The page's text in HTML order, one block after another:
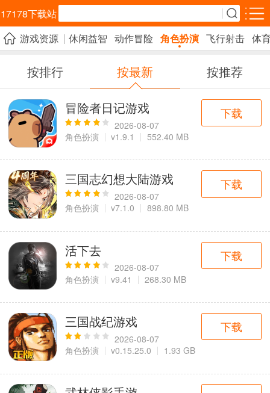
17178下载站
安卓应用 安卓游戏
效率办公
5千+款应用
生活服务
1万+款应用
购物比价
2千+款应用
社交通讯
3千+款应用
资讯阅读
3千+款应用
影音播放
教育学习
1万+款应用
拍照美化
4千+款应用
旅游出行
3千+款应用
游戏资源 休闲益智 动作冒险 角色扮演 飞行射击 体
按排行 按最新 按推荐
冒险者日记游戏
2026-08-07
角色扮演
v1.9.1 552.40 MB
下载
三国志幻想大陆游戏
2026-08-07
角色扮演
v7.1.0 898.80 MB
下载
活下去
2026-08-07
角色扮演
v9.41 268.30 MB
下载
三国战纪游戏
2026-08-07
角色扮演
v0.15.25.0 1.93 GB
下载